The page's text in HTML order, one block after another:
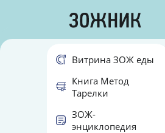
Витрина ЗОЖ еды
Книга Метод
Тарелки
ЗОЖ-
энциклопедия